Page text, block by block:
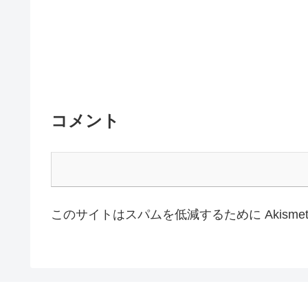
コメント
このサイトはスパムを低減するために